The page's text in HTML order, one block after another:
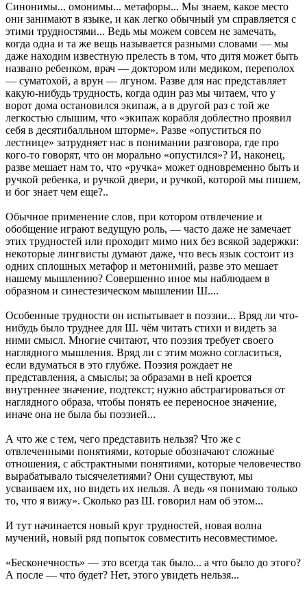
Синонимы... омонимы... метафоры... Мы знаем, какое место
они занимают в языке, и как легко обычный ум справляется с
этими трудностями... Ведь мы можем совсем не замечать,
когда одна и та же вещь называется разными словами — мы
даже находим известную прелесть в том, что дитя может быть
названо ребенком, врач — доктором или медиком, переполох
— суматохой, а врун — лгуном. Разве для нас представляет
какую-нибудь трудность, когда один раз мы читаем, что у
ворот дома остановился экипаж, а в другой раз с той же
легкостью слышим, что «экипаж корабля доблестно проявил
себя в десятибалльном шторме». Разве «опуститься по
лестнице» затрудняет нас в понимании разговора, где про
кого-то говорят, что он морально «опустился»? И, наконец,
разве мешает нам то, что «ручка» может одновременно быть и
ручкой ребенка, и ручкой двери, и ручкой, которой мы пишем,
и бог знает чем еще?..
Обычное применение слов, при котором отвлечение и
обобщение играют ведущую роль, — часто даже не замечает
этих трудностей или проходит мимо них без всякой задержки:
некоторые лингвисты думают даже, что весь язык состоит из
одних сплошных метафор и метонимий, разве это мешает
нашему мышлению? Совершенно иное мы наблюдаем в
образном и синестезическом мышлении Ш....
Особенные трудности он испытывает в поэзии... Вряд ли что-
нибудь было труднее для Ш. чём читать стихи и видеть за
ними смысл. Многие считают, что поэзия требует своего
наглядного мышления. Вряд ли с этим можно согласиться,
если вдуматься в это глубже. Поэзия рождает не
представления, а смыслы; за образами в ней кроется
внутреннее значение, подтекст; нужно абстрагироваться от
наглядного образа, чтобы понять ее переносное значение,
иначе она не была бы поэзией...
А что же с тем, чего представить нельзя? Что же с
отвлеченными понятиями, которые обозначают сложные
отношения, с абстрактными понятиями, которые человечество
вырабатывало тысячелетиями? Они существуют, мы
усваиваем их, но видеть их нельзя. А ведь «я понимаю только
то, что я вижу». Сколько раз Ш. говорил нам об этом...
И тут начинается новый круг трудностей, новая волна
мучений, новый ряд попыток совместить несовместимое.
«Бесконечность» — это всегда так было... а что было до этого?
А после — что будет? Нет, этого увидеть нельзя...